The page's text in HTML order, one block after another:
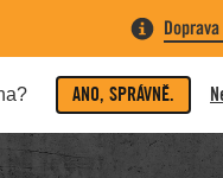
ANO, SPRÁVNĚ.